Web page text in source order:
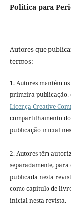
Política para
Autores que
termos:
1. Autores mantém
primeira publicação,
Licença Creative
compartilhamento
publicação inicial
2. Autores têm
separadamente,
publicada nesta
como capítulo de
inicial nesta revista.